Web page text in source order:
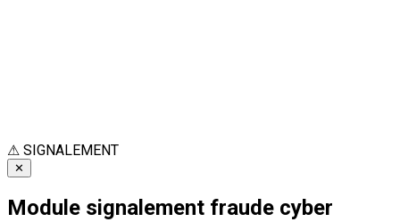
⚠ SIGNALEMENT
✕
Module signalement fraude cyber